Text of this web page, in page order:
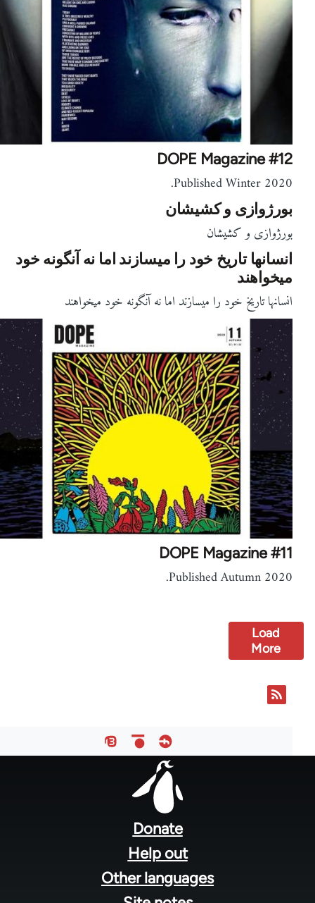
DOPE Magazine #12
Published Winter 2020.
بورژوازی و کشیشان
بورژوازی و کشیشان
انسانها تاریخ خود را میسازند اما نه آنگونه خود
میخواهند
انسانها تاریخ خود را میسازند اما نه آنگونه خود میخواهند
DOPE Magazine #11
Published Autumn 2020.
Load
More
Donate
Help out
Other languages